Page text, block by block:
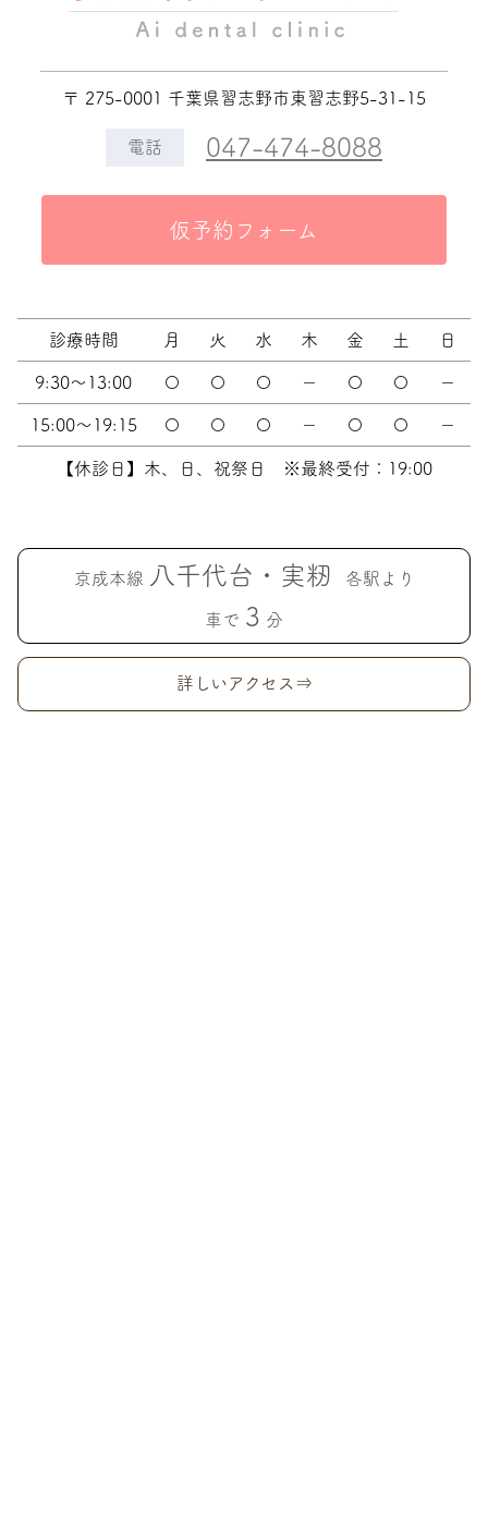
〒 275-0001 千葉県習志野市東習志野5-31-15
電話 047-474-8088
仮予約フォーム
診療時間 月 火 水 木 金 土 日
9:30～13:00 〇 〇 〇 － 〇 〇 －
15:00～19:15 〇 〇 〇 － 〇 〇 －
【休診日】木、日、祝祭日 ※最終受付：19:00
京成本線 八千代台・実籾 各駅より
車で 3 分
詳しいアクセス⇒